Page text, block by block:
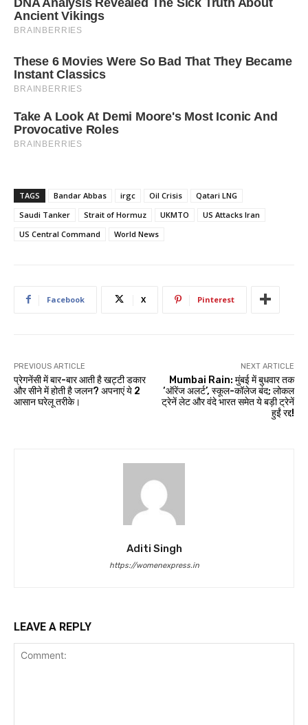
TAGS Bandar Abbas irgc Oil Crisis
Qatari LNG
Saudi Tanker
Strait of Hormuz UKMTO
US Attacks Iran
US Central Command
World News
Facebook X Pinterest
PREVIOUS ARTICLE
प्रेगनेंसी में बार-बार आती है खट्टी डकार
और सीने में होती है जलन? अपनाएं ये 2
आसान घरेलू तरीके।
NEXT ARTICLE
Mumbai Rain: मुंबई में बुधवार तक
‘ऑरेंज अलर्ट’, स्कूल-कॉलेज बंद; लोकल
ट्रेनें लेट और वंदे भारत समेत ये बड़ी ट्रेनें
हुईं रद्द!
Aditi Singh
https://womenexpress.in
LEAVE A REPLY